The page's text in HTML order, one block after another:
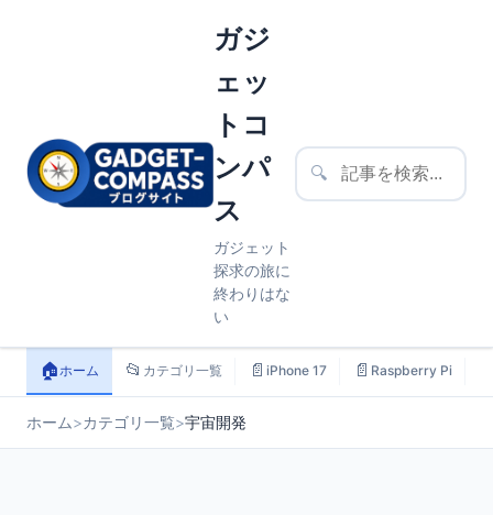
ガジ
ェッ
トコ
ンパ
ス
ガジェット
探求の旅に
終わりはな
い
🔍
🏠ホーム 📂 カテゴリ一覧 📄 iPhone 17 📄 Raspberry Pi
ホーム>カテゴリ一覧>宇宙開発